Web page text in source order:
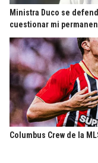
Ministra Duco se
cuestionar mi
Columbus Crew de la